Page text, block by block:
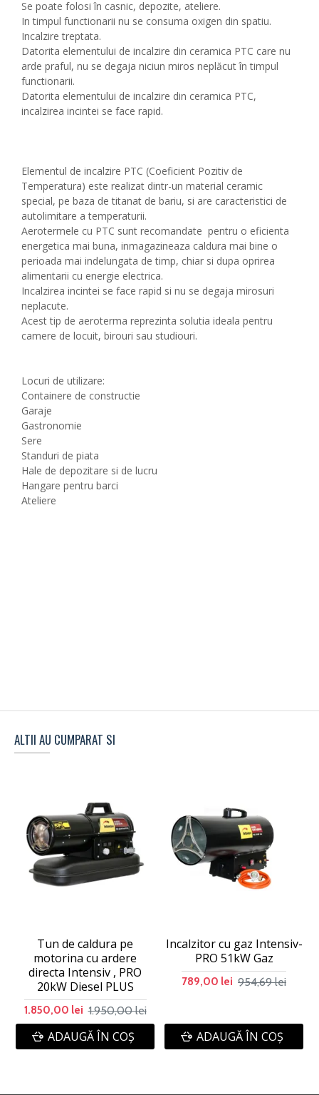
Se poate folosi în casnic, depozite, ateliere.
In timpul functionarii nu se consuma oxigen din spatiu.
Incalzire treptata.
Datorita elementului de incalzire din ceramica PTC care nu
arde praful, nu se degaja niciun miros neplăcut în timpul
functionarii.
Datorita elementului de incalzire din ceramica PTC,
incalzirea incintei se face rapid.
Elementul de incalzire PTC (Coeficient Pozitiv de
Temperatura) este realizat dintr-un material ceramic
special, pe baza de titanat de bariu, si are caracteristici de
autolimitare a temperaturii.
Aerotermele cu PTC sunt recomandate pentru o eficienta
energetica mai buna, inmagazineaza caldura mai bine o
perioada mai indelungata de timp, chiar si dupa oprirea
alimentarii cu energie electrica.
Incalzirea incintei se face rapid si nu se degaja mirosuri
neplacute.
Acest tip de aeroterma reprezinta solutia ideala pentru
camere de locuit, birouri sau studiouri.
Locuri de utilizare:
Containere de constructie
Garaje
Gastronomie
Sere
Standuri de piata
Hale de depozitare si de lucru
Hangare pentru barci
Ateliere
ALTII AU CUMPARAT SI
Tun de caldura pe
motorina cu ardere
directa Intensiv , PRO
20kW Diesel PLUS
1.850,00 lei 1.950,00 lei
ADAUGĂ ÎN COŞ
Incalzitor cu gaz Intensiv-
PRO 51kW Gaz
789,00 lei 954,69 lei
ADAUGĂ ÎN COŞ